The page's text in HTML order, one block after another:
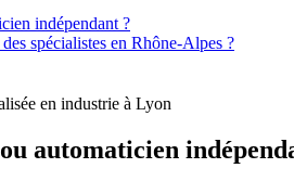
indépendant ?
spécialistes en Rhône-Alpes ?
en industrie à Lyon
automaticien